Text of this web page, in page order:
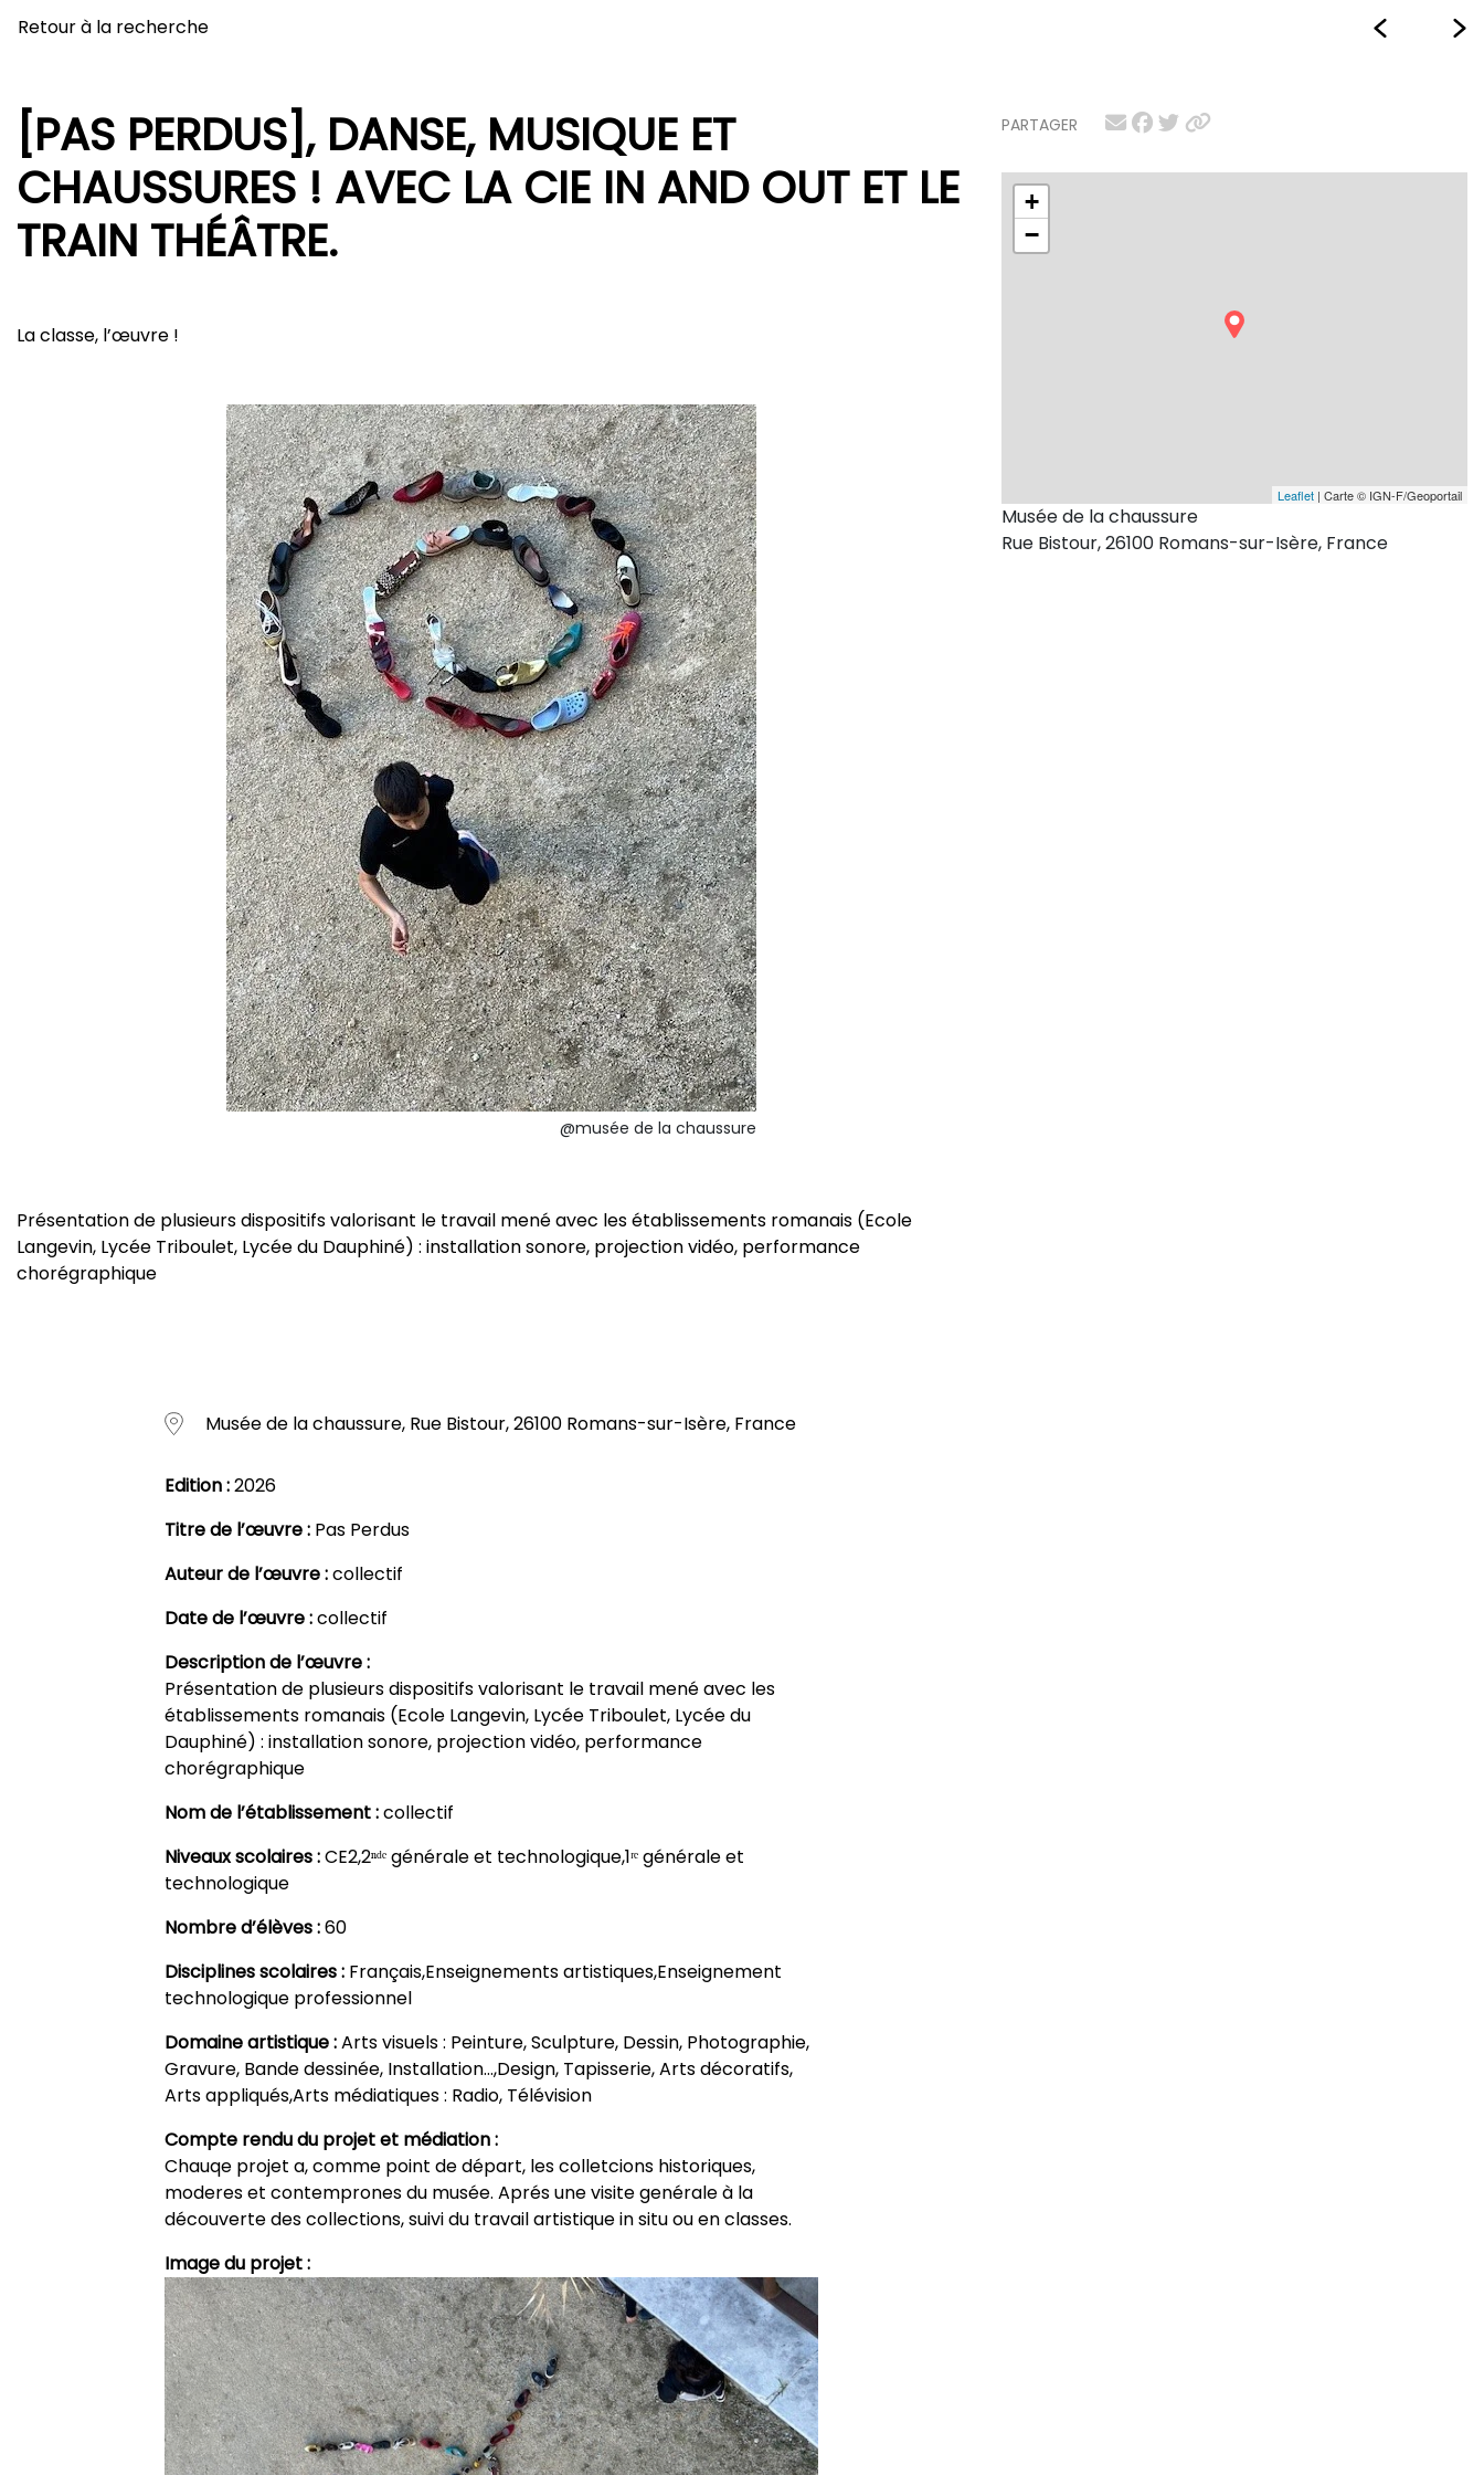
Retour à la recherche
PARTAGER
+
−
Leaflet | Carte © IGN-F/Geoportail
Musée de la chaussure
Rue Bistour, 26100 Romans-sur-Isère, France
[PAS PERDUS], DANSE, MUSIQUE ET
CHAUSSURES ! AVEC LA CIE IN AND OUT ET LE
TRAIN THÉÂTRE.
La classe, l’œuvre !
@musée de la chaussure
Présentation de plusieurs dispositifs valorisant le travail mené avec les établissements romanais (Ecole
Langevin, Lycée Triboulet, Lycée du Dauphiné) : installation sonore, projection vidéo, performance
chorégraphique
Musée de la chaussure, Rue Bistour, 26100 Romans-sur-Isère, France
Edition :2026
Titre de l’œuvre : Pas Perdus
Auteur de l’œuvre :collectif
Date de l’œuvre :collectif
Description de l’œuvre :
Présentation de plusieurs dispositifs valorisant le travail mené avec les
établissements romanais (Ecole Langevin, Lycée Triboulet, Lycée du
Dauphiné) : installation sonore, projection vidéo, performance
chorégraphique
Nom de l’établissement :collectif
Niveaux scolaires :CE2,2ⁿᵈᵉ générale et technologique,1ʳᵉ générale et
technologique
Nombre d’élèves :60
Disciplines scolaires : Français,Enseignements artistiques,Enseignement
technologique professionnel
Domaine artistique :Arts visuels : Peinture, Sculpture, Dessin, Photographie,
Gravure, Bande dessinée, Installation…,Design, Tapisserie, Arts décoratifs,
Arts appliqués,Arts médiatiques : Radio, Télévision
Compte rendu du projet et médiation :
Chauqe projet a, comme point de départ, les colletcions historiques,
moderes et contemprones du musée. Aprés une visite genérale à la
découverte des collections, suivi du travail artistique in situ ou en classes.
Image du projet :